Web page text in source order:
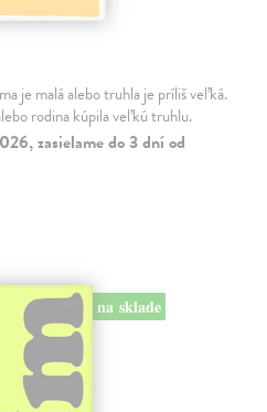
je malá alebo truhla je príliš veľká.
rodina kúpila veľkú truhlu.
zasielame do 3 dní od
na sklade